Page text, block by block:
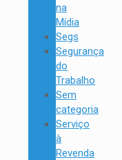
na
Mídia
Segs
Segurança
do
Trabalho
Sem
categoria
Serviço
à
Revenda